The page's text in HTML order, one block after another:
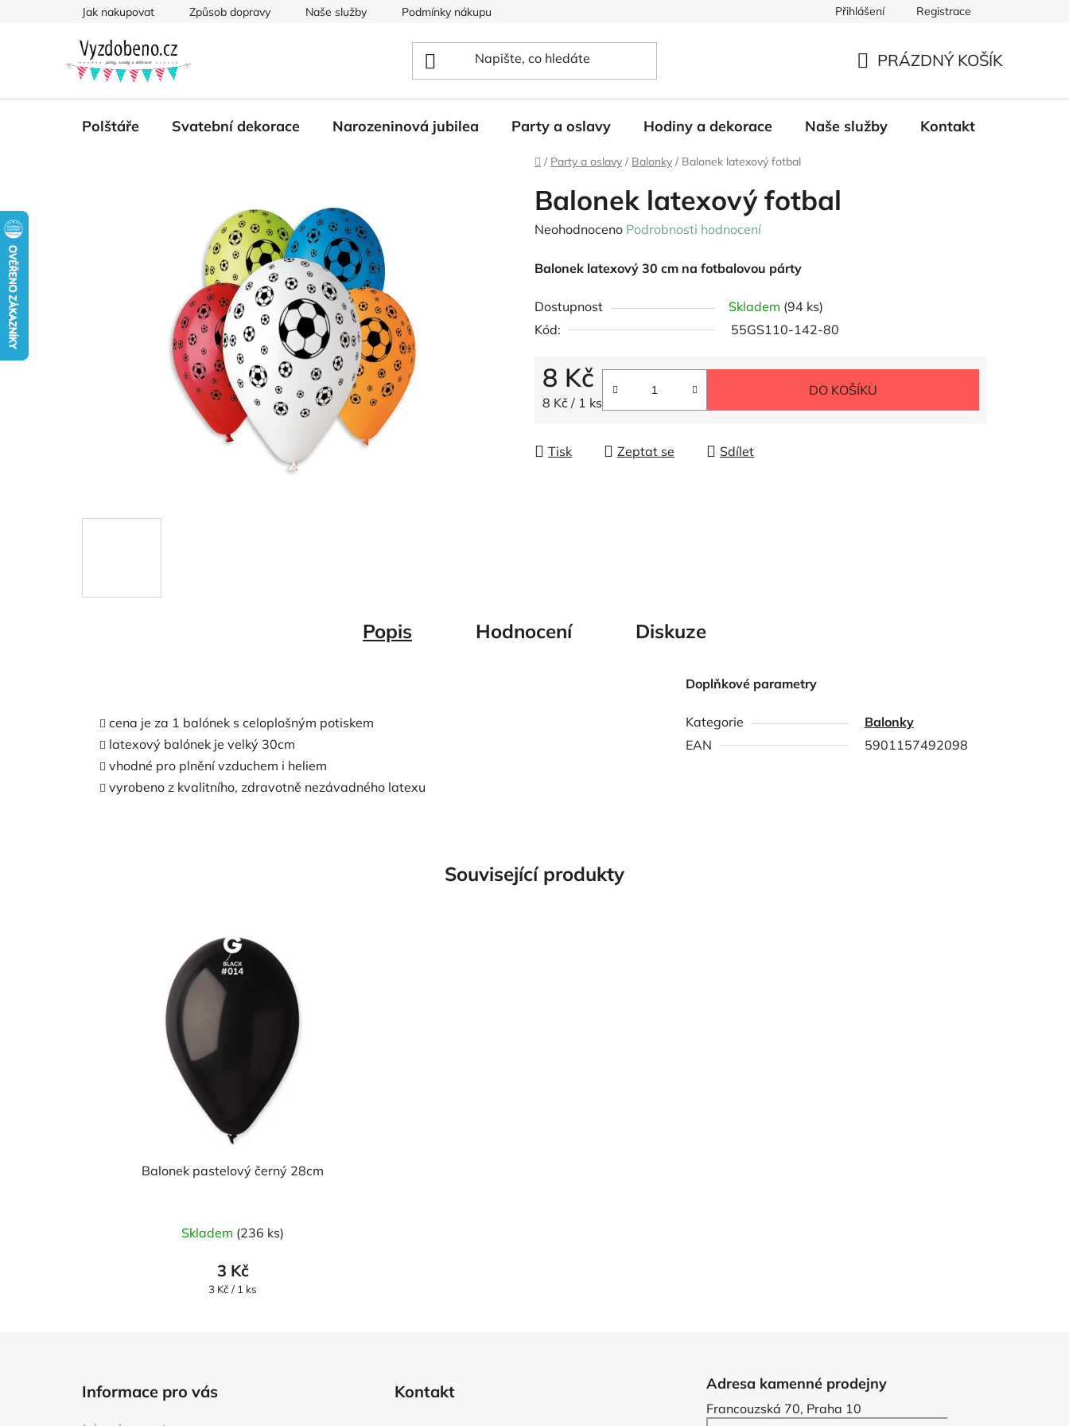
Jak nakupovat Způsob dopravy Naše služby Podmínky nákupu Přihlášení Registrace
KOŠÍK
PRÁZDNÝ KOŠÍK
Polštáře Svatební dekorace Narozeninová jubilea Party a oslavy Hodiny a dekorace Naše služby Kontakt
Domů
/ Party a oslavy / Balonky / Balonek latexový fotbal
Balonek latexový fotbal
Průměrné
produktu
0,0
z
hvězdiček.
Neohodnoceno Podrobnosti hodnocení
Balonek latexový 30 cm na fotbalovou párty
Dostupnost Skladem (94 ks)
Kód:
55GS110-142-80
8 Kč
Měrná cena:
8 Kč / 1 ks
DO KOŠÍKU
Tisk Zeptat se Sdílet
Popis Hodnocení Diskuze
cena je za 1 balónek s celoplošným potiskem
latexový balónek je velký 30cm
vhodné pro plnění vzduchem i heliem
vyrobeno z kvalitního, zdravotně nezávadného latexu
Doplňkové parametry
Kategorie
Balonky
EAN
5901157492098
Související produkty
Balonek pastelový černý 28cm
Skladem (236 ks)
3 Kč
Měrná
3 Kč / 1 ks
Informace pro vás Kontakt Adresa kamenné prodejny
Francouzská 70, Praha 10